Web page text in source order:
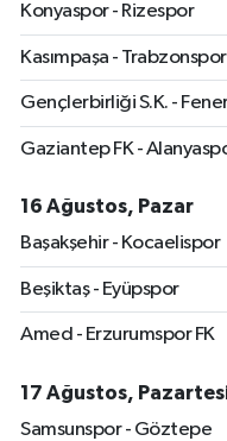
Konyaspor - Rizespor
Kasımpaşa - Trabzonspor
Gençlerbirliği S.K. -
Gaziantep FK -
16 Ağustos, Pazar
Başakşehir - Kocaelispor
Beşiktaş - Eyüpspor
Amed - Erzurumspor FK
17 Ağustos,
Samsunspor - Göztepe